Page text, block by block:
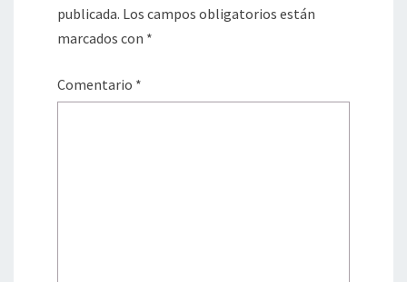
publicada. Los campos obligatorios están
marcados con *
Comentario *